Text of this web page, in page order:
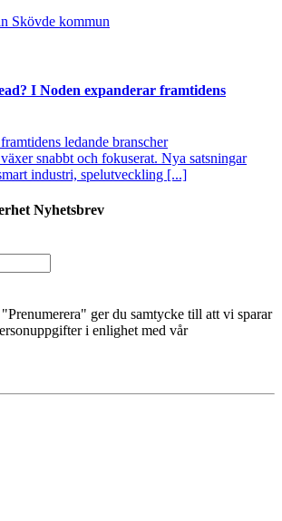
Skövde kommun
I Noden expanderar framtidens
ledande branscher
snabbt och fokuserat. Nya satsningar
industri, spelutveckling [...]
Nyhetsbrev
ger du samtycke till att vi sparar
i enlighet med vår